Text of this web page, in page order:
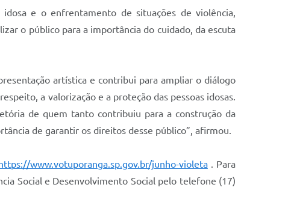
e o enfrentamento de situações de violência,
o público para a importância do cuidado, da escuta
artística e contribui para ampliar o diálogo
a valorização e a proteção das pessoas idosas.
de quem tanto contribuiu para a construção da
de garantir os direitos desse público”, afirmou.
www.votuporanga.sp.gov.br/junho-violeta. Para
Social e Desenvolvimento Social pelo telefone (17)